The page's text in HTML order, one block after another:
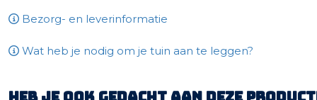
Bezorg- en leverinformatie
Wat heb je nodig om je tuin aan te leggen?